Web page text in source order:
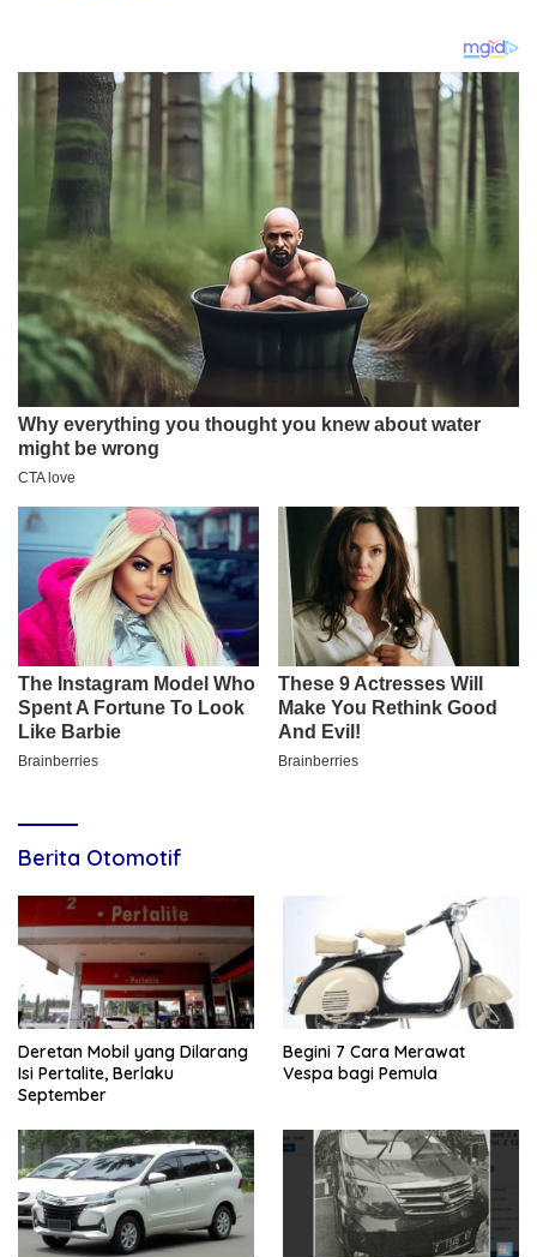
Berita Otomotif
Deretan Mobil yang Dilarang
Isi Pertalite, Berlaku
September
Begini 7 Cara Merawat
Vespa bagi Pemula